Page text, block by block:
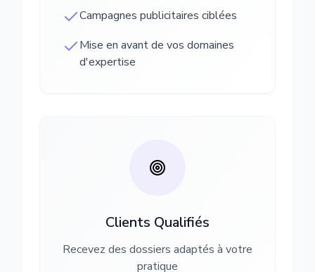
Campagnes publicitaires ciblées
Mise en avant de vos domaines
d'expertise
Clients Qualifiés
Recevez des dossiers adaptés à votre
pratique